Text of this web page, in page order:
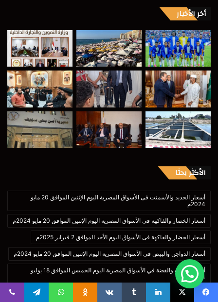
أخر الأخبار
الأكثر بحثا
أسعار الحديد والأسمنت فى الأسواق المصرية اليوم الإثنين الموافق 20 مايو
2024م
أسعار الخضار والفاكهة فى الأسواق المصرية اليوم الإثنين الموافق 20 مايو 2024م
أسعار الخضار والفاكهة فى الأسواق اليوم الأحد الموافق 2 فبراير 2025م
أسعار الدواجن والبيض في الأسواق المصرية اليوم الإثنين الموافق 20 مايو 2024م
أسعار الذهب والفضة في الأسواق المصرية اليوم الخميس الموافق 18 يوليو
2024م
أسعار العملات الأجنبية والذهب والفضة اليوم الخميس الموافق 20 مارس 2025م